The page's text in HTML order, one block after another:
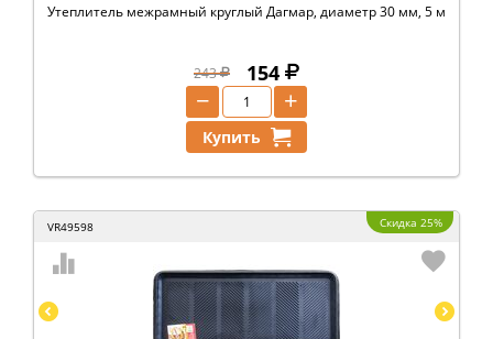
Утеплитель межрамный круглый Дагмар, диаметр 30 мм, 5 м
243 154
+
−
Купить
VR49598 Скидка 25%